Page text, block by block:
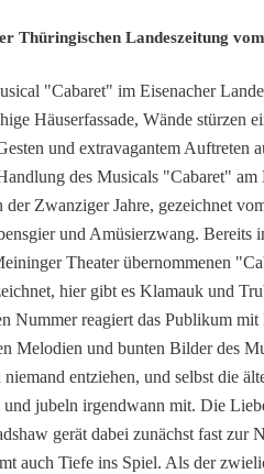
Thüringischen Landeszeitung
"Cabaret" im Eisenacher
Häuserfassade, Wände stürzen
und extravagantem Auftreten
des Musicals "Cabaret" am
der Zwanziger Jahre, gezeichnet
und Amüsierzwang. Bereits
Theater übernommenen
hier gibt es Klamauk und
Nummer reagiert das Publikum
Melodien und bunten Bilder des
entziehen, und selbst die
und jubeln irgendwann mit. Die
gerät dabei zunächst fast zur
auch Tiefe ins Spiel. Als der